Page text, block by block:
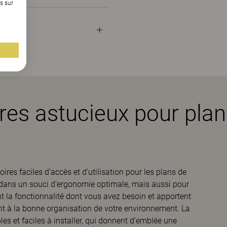
astucieux pour
faciles d’accès et d’utilisation pour les plans de
un souci d’ergonomie optimale, mais aussi pour
la fonctionnalité dont vous avez besoin et apportent
à la bonne organisation de votre environnement. La
et faciles à installer, qui donnent d’emblée une
sur